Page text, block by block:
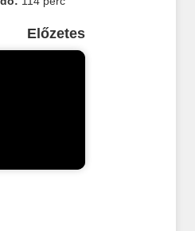
Előzetes